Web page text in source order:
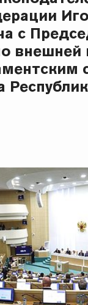
с
внешней